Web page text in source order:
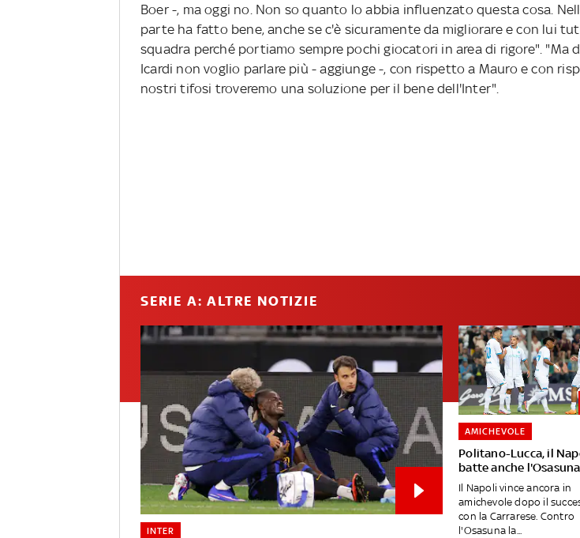
Boer -, ma oggi no. Non so quanto lo abbia influenzato questa cosa.
parte ha fatto bene, anche se c'è sicuramente da migliorare e con lui
squadra perché portiamo sempre pochi giocatori in area di rigore". "Ma
Icardi non voglio parlare più - aggiunge -, con rispetto a Mauro e con
nostri tifosi troveremo una soluzione per il bene dell'Inter".
SERIE A: ALTRE NOTIZIE
INTER
Politano-Lucca, il
batte anche l'Osasuna
AMICHEVOLE
Il Napoli vince ancora in
amichevole dopo il
con la Carrarese. Contro
l'Osasuna la...